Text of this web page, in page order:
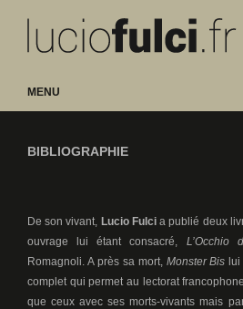
MENU
BIBLIOGRAPHIE
De son vivant, Lucio Fulcia publié deux
ouvrage lui étant consacré, L’Occhio
Romagnoli. A près sa mort, Monster Bis lui
complet qui permet au lectorat
que ceux avec ses morts-vivants mais